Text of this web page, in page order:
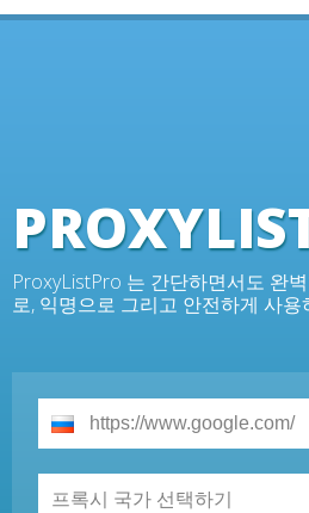
ProxyListPro 는 간단하면서도 완
로, 익명으로 그리고 안전하게 사
프록시 국가 선택하기